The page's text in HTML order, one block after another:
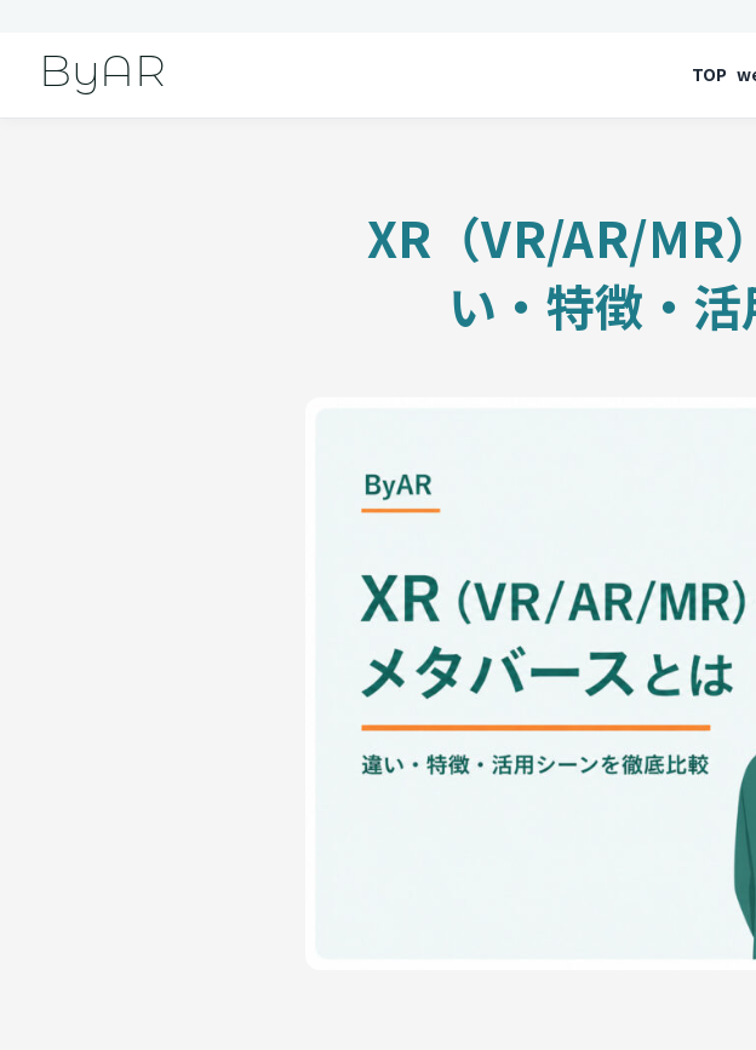
ByAR TOP
XR（VR/AR/MR
い・特徴・